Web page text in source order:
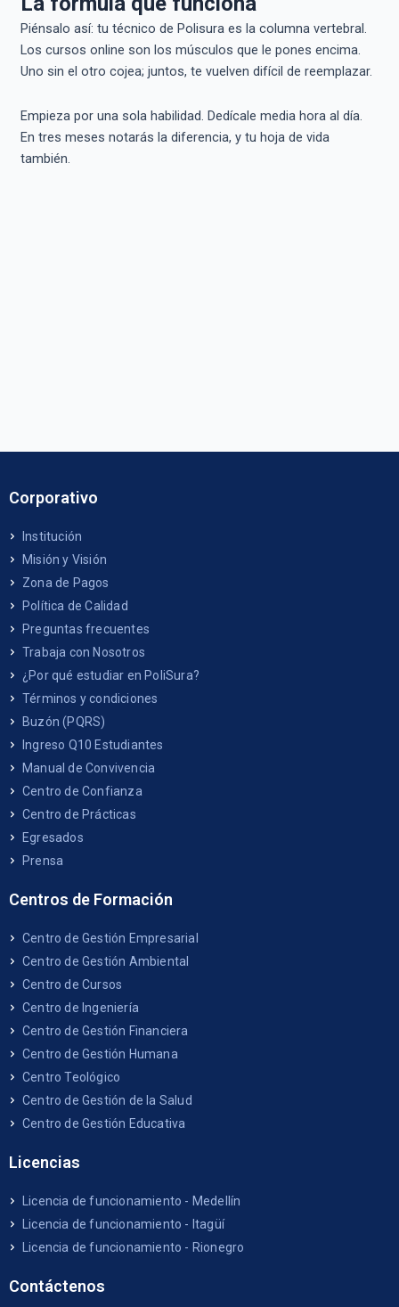
Piénsalo así: tu técnico de Polisura es la columna vertebral.
Los cursos online son los músculos que le pones encima.
Uno sin el otro cojea; juntos, te vuelven difícil de reemplazar.
Empieza por una sola habilidad. Dedícale media hora al día.
En tres meses notarás la diferencia, y tu hoja de vida
también.
Corporativo
Institución
Misión y Visión
Zona de Pagos
Política de Calidad
Preguntas frecuentes
Trabaja con Nosotros
¿Por qué estudiar en PoliSura?
Términos y condiciones
Buzón (PQRS)
Ingreso Q10 Estudiantes
Manual de Convivencia
Centro de Confianza
Centro de Prácticas
Egresados
Prensa
Centros de Formación
Centro de Gestión Empresarial
Centro de Gestión Ambiental
Centro de Cursos
Centro de Ingeniería
Centro de Gestión Financiera
Centro de Gestión Humana
Centro Teológico
Centro de Gestión de la Salud
Centro de Gestión Educativa
Licencias
Licencia de funcionamiento - Medellín
Licencia de funcionamiento - Itagüí
Licencia de funcionamiento - Rionegro
Contáctenos